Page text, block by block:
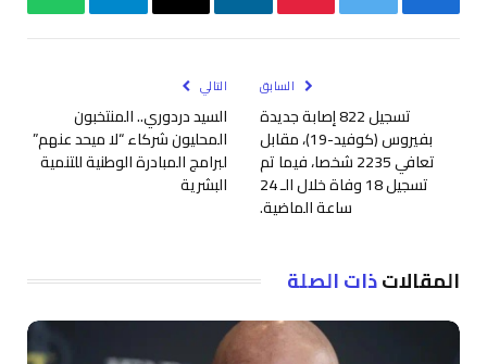
السابق
تسجيل 822 إصابة جديدة
بفيروس (كوفيد-19)، مقابل
تعافي 2235 شخصا، فيما تم
تسجيل 18 وفاة خلال الـ 24
ساعة الماضية.
التالي
السيد دردوري.. المنتخبون
المحليون شركاء “لا ميحد عنهم”
لبرامج المبادرة الوطنية للتنمية
البشرية
المقالاتذات الصلة